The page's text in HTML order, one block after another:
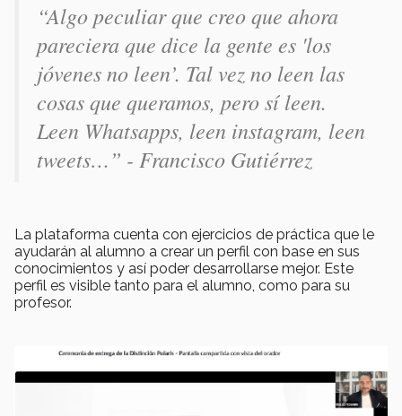
“Algo peculiar que creo que ahora
pareciera que dice la gente es 'los
jóvenes no leen’. Tal vez no leen las
cosas que queramos, pero sí leen.
Leen Whatsapps, leen instagram, leen
tweets…” - Francisco Gutiérrez
La plataforma cuenta con ejercicios de práctica que le
ayudarán al alumno a crear un perfil con base en sus
conocimientos y así poder desarrollarse mejor. Este
perfil es visible tanto para el alumno, como para su
profesor.